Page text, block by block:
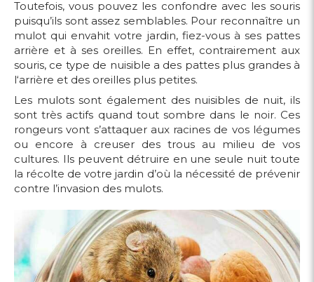
Toutefois, vous pouvez les confondre avec les souris
puisqu’ils sont assez semblables. Pour reconnaître un
mulot qui envahit votre jardin, fiez-vous à ses pattes
arrière et à ses oreilles. En effet, contrairement aux
souris, ce type de nuisible a des pattes plus grandes à
l‘arrière et des oreilles plus petites.
Les mulots sont également des nuisibles de nuit, ils
sont très actifs quand tout sombre dans le noir. Ces
rongeurs vont s’attaquer aux racines de vos légumes
ou encore à creuser des trous au milieu de vos
cultures. Ils peuvent détruire en une seule nuit toute
la récolte de votre jardin d’où la nécessité de prévenir
contre l’invasion des mulots.